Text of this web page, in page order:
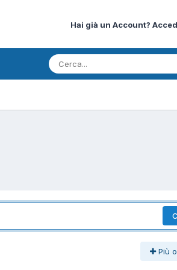
Hai già un Account?
Più